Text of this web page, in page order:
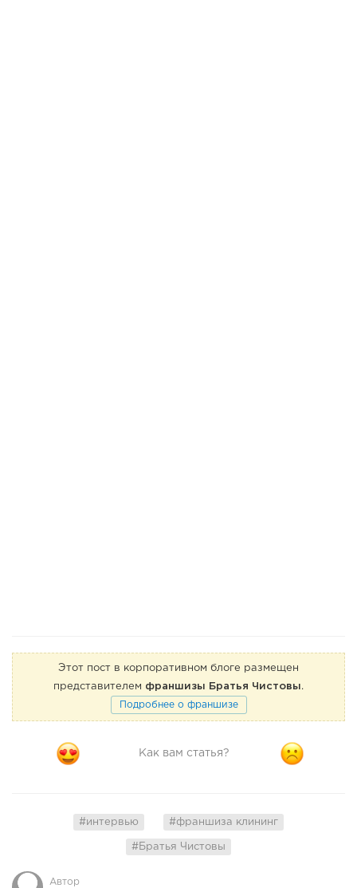
Этот пост в корпоративном блоге размещен
представителем франшизы Братья Чистовы .
Подробнее о франшизе
Как вам статья?
#интервью #франшиза клининг
#Братья Чистовы
Автор